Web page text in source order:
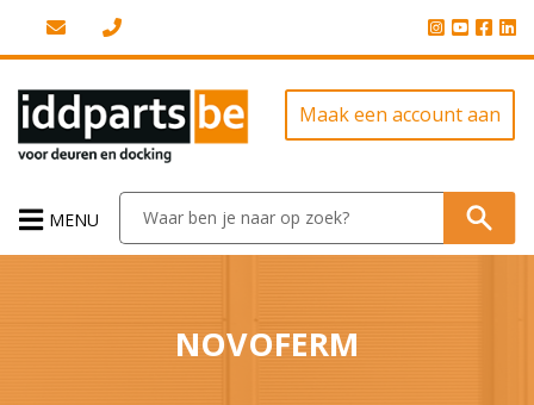
Maak een account aan
MENU
NOVOFERM